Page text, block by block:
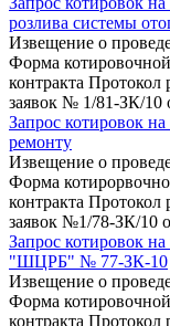
розлива системы
Извещение о
Форма
контракта
заявок № 1/81-ЗК/10
Запрос котировок
ремонту
Извещение о
Форма
контракта
заявок №1/78-ЗК/10
Запрос котировок
"ШЦРБ" № 77-ЗК-10
Извещение о
Форма
контракта